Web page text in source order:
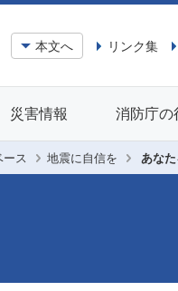
本文へ リンク集
災害情報 消防庁の
ス 地震に自信を あな